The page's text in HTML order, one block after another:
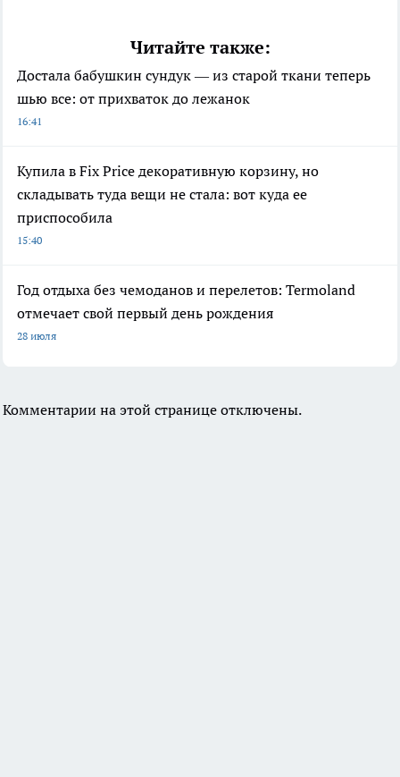
Читайте также:
Достала бабушкин сундук — из старой ткани теперь
шью все: от прихваток до лежанок
16:41
Купила в Fix Price декоративную корзину, но
складывать туда вещи не стала: вот куда ее
приспособила
15:40
Год отдыха без чемоданов и перелетов: Termoland
отмечает свой первый день рождения
28 июля
Комментарии на этой странице отключены.